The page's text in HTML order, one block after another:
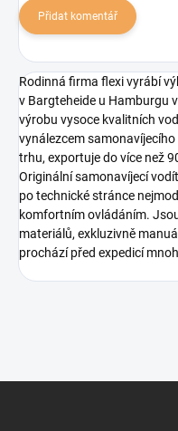
Přidat komentář
Rodinná firma flexi vyrábí
v Bargteheide u Hamburgu
výrobu vysoce kvalitních
vynálezcem
trhu, exportuje do více než
Originální samonavíjecí
po technické stránce
komfortním ovládáním.
materiálů, exkluzivně
prochází před expedicí